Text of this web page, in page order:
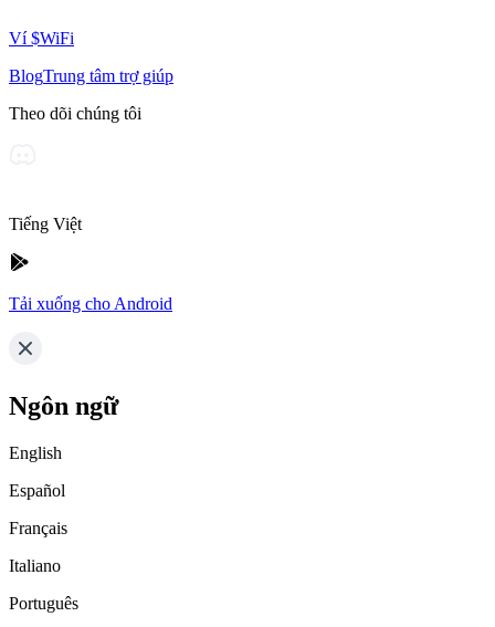
Ví $WiFi
BlogTrung tâm trợ giúp
Theo dõi chúng tôi
Tiếng Việt
Tải xuống cho Android
Ngôn ngữ
English
Español
Français
Italiano
Português